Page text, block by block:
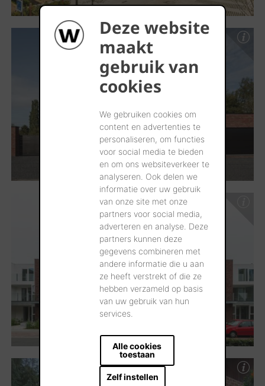
Deze website
maakt
gebruik van
cookies
We gebruiken cookies om
content en advertenties te
personaliseren, om functies
voor social media te bieden
en om ons websiteverkeer te
analyseren. Ook delen we
informatie over uw gebruik
van onze site met onze
partners voor social media,
adverteren en analyse. Deze
partners kunnen deze
gegevens combineren met
andere informatie die u aan
ze heeft verstrekt of die ze
hebben verzameld op basis
van uw gebruik van hun
services.
Alle cookies
toestaan
Zelf instellen